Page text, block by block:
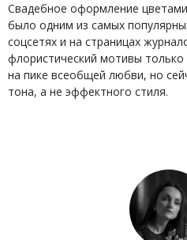
Свадебное оформление
было одним из самых
соцсетях и на страницах
флористический мотивы
на пике всеобщей любви, но
тона, а не эффектного стиля.